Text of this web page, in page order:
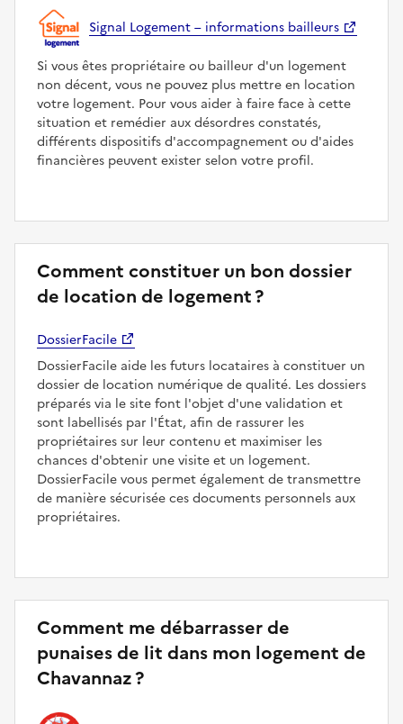
Signal Logement – informations bailleurs
Si vous êtes propriétaire ou bailleur d'un logement
non décent, vous ne pouvez plus mettre en location
votre logement. Pour vous aider à faire face à cette
situation et remédier aux désordres constatés,
différents dispositifs d'accompagnement ou d'aides
financières peuvent exister selon votre profil.
Comment constituer un bon dossier
de location de logement ?
DossierFacile
DossierFacile aide les futurs locataires à constituer un
dossier de location numérique de qualité. Les dossiers
préparés via le site font l'objet d'une validation et
sont labellisés par l'État, afin de rassurer les
propriétaires sur leur contenu et maximiser les
chances d'obtenir une visite et un logement.
DossierFacile vous permet également de transmettre
de manière sécurisée ces documents personnels aux
propriétaires.
Comment me débarrasser de
punaises de lit dans mon logement de
Chavannaz ?